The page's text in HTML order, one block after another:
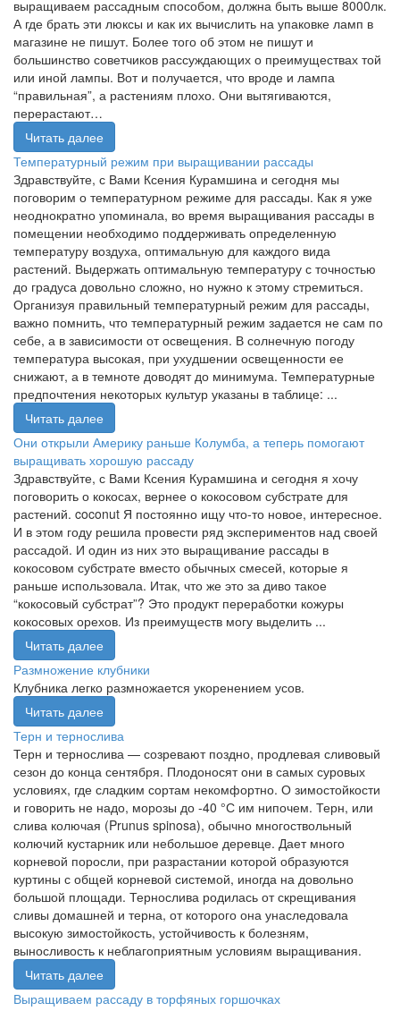
выращиваем рассадным способом, должна быть выше 8000лк.
А где брать эти люксы и как их вычислить на упаковке ламп в
магазине не пишут. Более того об этом не пишут и
большинство советчиков рассуждающих о преимуществах той
или иной лампы. Вот и получается, что вроде и лампа
“правильная”, а растениям плохо. Они вытягиваются,
перерастают…
Читать далее
Температурный режим при выращивании рассады
Здравствуйте, с Вами Ксения Курамшина и сегодня мы
поговорим о температурном режиме для рассады. Как я уже
неоднократно упоминала, во время выращивания рассады в
помещении необходимо поддерживать определенную
температуру воздуха, оптимальную для каждого вида
растений. Выдержать оптимальную температуру с точностью
до градуса довольно сложно, но нужно к этому стремиться.
Организуя правильный температурный режим для рассады,
важно помнить, что температурный режим задается не сам по
себе, а в зависимости от освещения. В солнечную погоду
температура высокая, при ухудшении освещенности ее
снижают, а в темноте доводят до минимума. Температурные
предпочтения некоторых культур указаны в таблице: ...
Читать далее
Они открыли Америку раньше Колумба, а теперь помогают
выращивать хорошую рассаду
Здравствуйте, с Вами Ксения Курамшина и сегодня я хочу
поговорить о кокосах, вернее о кокосовом субстрате для
растений. coconut Я постоянно ищу что-то новое, интересное.
И в этом году решила провести ряд экспериментов над своей
рассадой. И один из них это выращивание рассады в
кокосовом субстрате вместо обычных смесей, которые я
раньше использовала. Итак, что же это за диво такое
“кокосовый субстрат”? Это продукт переработки кожуры
кокосовых орехов. Из преимуществ могу выделить ...
Читать далее
Размножение клубники
Клубника легко размножается укоренением усов.
Читать далее
Терн и тернослива
Терн и тернослива — созревают поздно, продлевая сливовый
сезон до конца сентября. Плодоносят они в самых суровых
условиях, где сладким сортам некомфортно. О зимостойкости
и говорить не надо, морозы до -40 °С им нипочем. Терн, или
слива колючая (Prunus spinosa), обычно многоствольный
колючий кустарник или небольшое деревце. Дает много
корневой поросли, при разрастании которой образуются
куртины с общей корневой системой, иногда на довольно
большой площади. Тернослива родилась от скрещивания
сливы домашней и терна, от которого она унаследовала
высокую зимостойкость, устойчивость к болезням,
выносливость к неблагоприятным условиям выращивания.
Читать далее
Выращиваем рассаду в торфяных горшочках